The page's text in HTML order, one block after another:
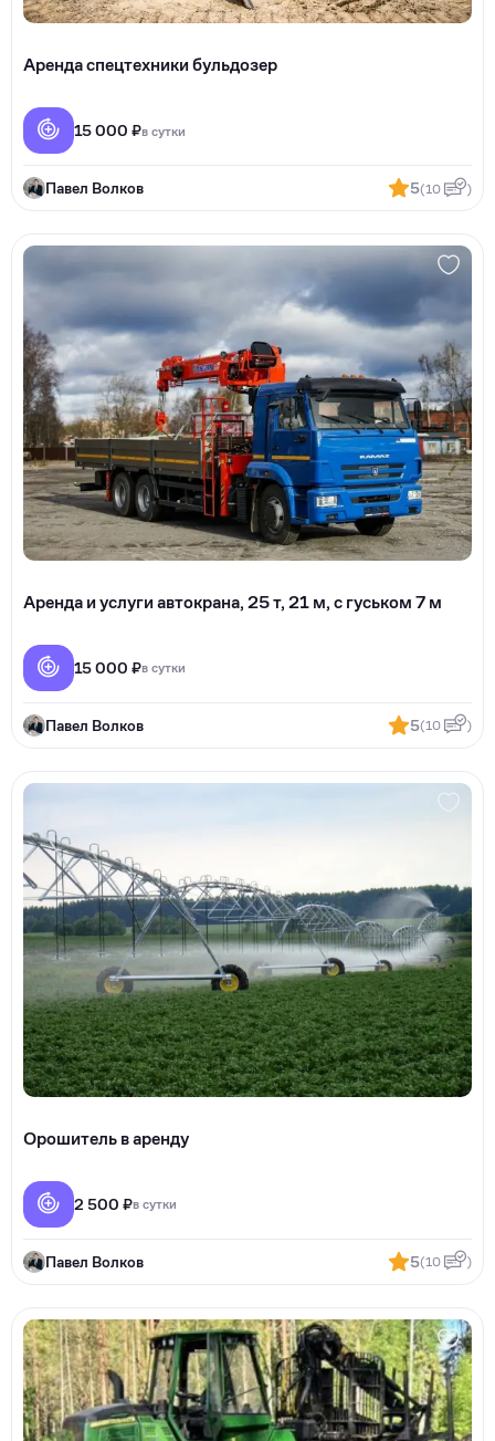
Аренда спецтехники бульдозер
15 000 ₽в сутки
Павел Волков 5(10 )
Аренда и услуги автокрана, 25 т, 21 м, с гуськом 7 м
15 000 ₽в сутки
Павел Волков 5(10 )
Орошитель в аренду
2 500 ₽в сутки
Павел Волков 5(10 )